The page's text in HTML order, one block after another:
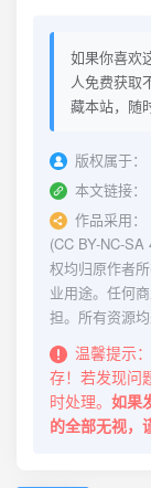
如果你喜欢
人免费获取
藏本站，随
版权属于：
本文链接：
作品采用：
(CC BY-NC-SA
权均归原作者
业用途。任何
担。所有资源
温馨提示：
存！若发现问
时处理。 如果
的全部无视，